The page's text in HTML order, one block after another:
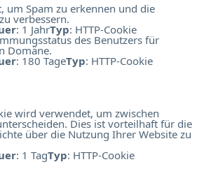
um Spam zu erkennen und die
verbessern.
: 1 JahrTyp: HTTP-Cookie
des Benutzers für
Domäne.
: 180 TageTyp: HTTP-Cookie
wird verwendet, um zwischen
Dies ist vorteilhaft für die
über die Nutzung Ihrer Website zu
: 1 TagTyp: HTTP-Cookie